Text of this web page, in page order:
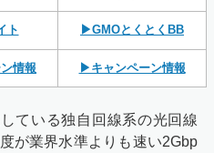
ト ▶GMOとくとくBB
情報 ▶キャンペーン情報
ている独自回線系の光回線
が業界水準よりも速い2Gbp